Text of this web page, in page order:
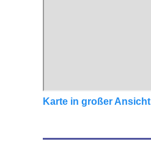
Karte in großer Ansicht